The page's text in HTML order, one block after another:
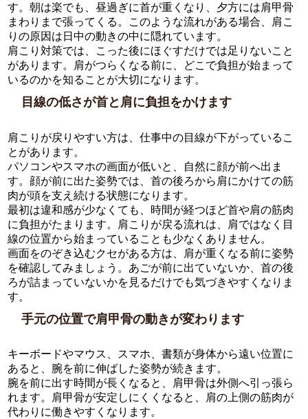
す。朝は楽でも、昼過ぎに首が重くなり、夕方には肩甲骨
まわりまで張ってくる。このような流れがある場合、肩こ
りの原因は日中の動きの中に隠れています。
肩こり対策では、こった後にほぐすだけでは足りないこと
があります。肩がつらくなる前に、どこで負担が始まって
いるのかを知ることが大切になります。
目線の低さが首と肩に負担をかけます
肩こりが戻りやすい方は、仕事中の目線が下がっているこ
とがあります。
パソコンやスマホの画面が低いと、自然に顔が前へ出ま
す。顔が前に出た姿勢では、首の後ろから肩にかけての筋
肉が頭を支え続ける状態になります。
最初は違和感が少なくても、時間が経つほど首や肩の筋肉
に負担がたまります。肩こりが戻る流れは、肩ではなく目
線の位置から始まっていることも少なくありません。
画面をのぞき込むクセがある方は、肩が重くなる前に姿勢
を確認してみましょう。あごが前に出ていないか、首の後
ろが詰まっていないかを見るだけでも気づきやすくなりま
す。
手元の位置で肩甲骨の動きが変わります
キーボードやマウス、スマホ、書類が身体から遠い位置に
あると、腕を前に伸ばした姿勢が続きます。
腕を前に出す時間が長くなると、肩甲骨は外側へ引っ張ら
れます。肩甲骨が安定しにくくなると、肩の上側の筋肉が
代わりに働きやすくなります。